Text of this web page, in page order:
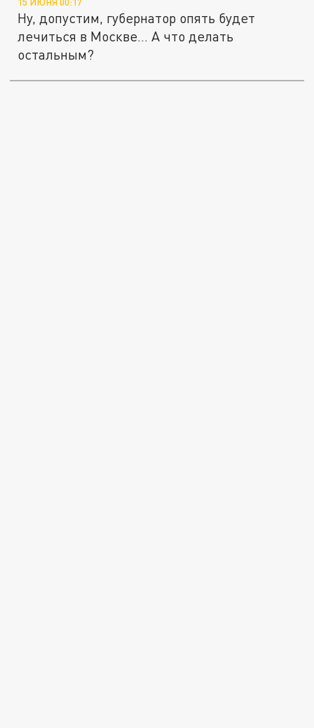
Ну, допустим, губернатор опять будет
лечиться в Москве… А что делать
остальным?